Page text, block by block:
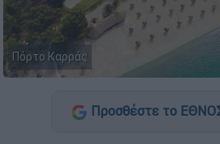
Πόρτο Καρράς
Προσθέστε το